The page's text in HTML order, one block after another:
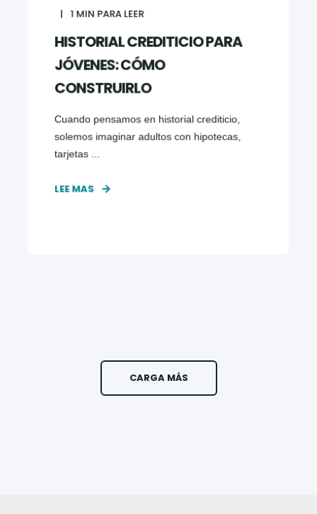
1 MIN PARA LEER
HISTORIAL CREDITICIO PARA
JÓVENES: CÓMO
CONSTRUIRLO
Cuando pensamos en historial crediticio,
solemos imaginar adultos con hipotecas,
tarjetas ...
LEE MAS
CARGA MÁS